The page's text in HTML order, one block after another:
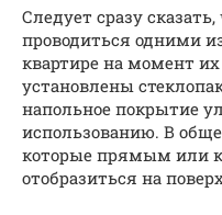
Следует сразу
проводиться одними
квартире на момент
установлены
напольное покрытие
использованию. В
которые прямым или
отобразиться на